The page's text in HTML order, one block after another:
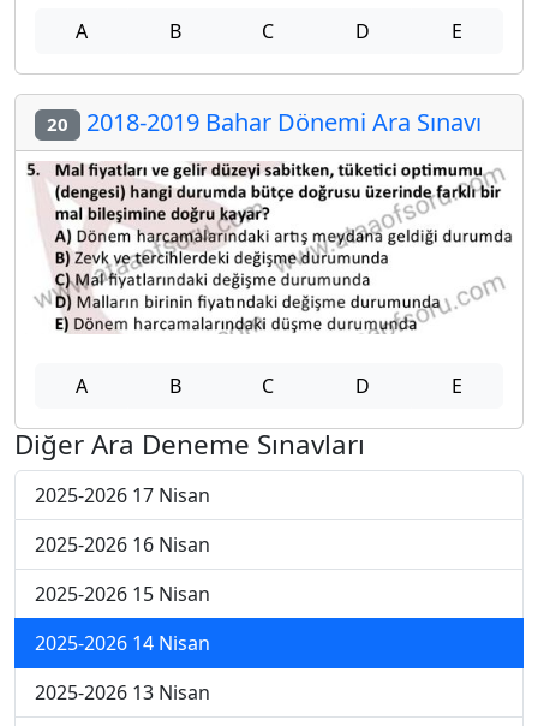
A B C D E
20 2018-2019 Bahar Dönemi Ara Sınavı
A B C D E
Diğer Ara Deneme Sınavları
2025-2026 17 Nisan
2025-2026 16 Nisan
2025-2026 15 Nisan
2025-2026 14 Nisan
2025-2026 13 Nisan